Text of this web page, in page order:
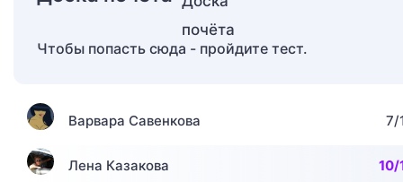
Чтобы попасть сюда - пройдите тест.
Варвара Савенкова 7/
Лена Казакова 10/